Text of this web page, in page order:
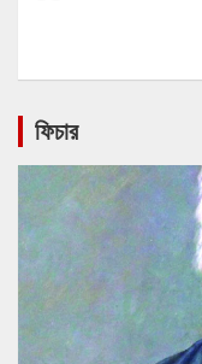
ফিচার